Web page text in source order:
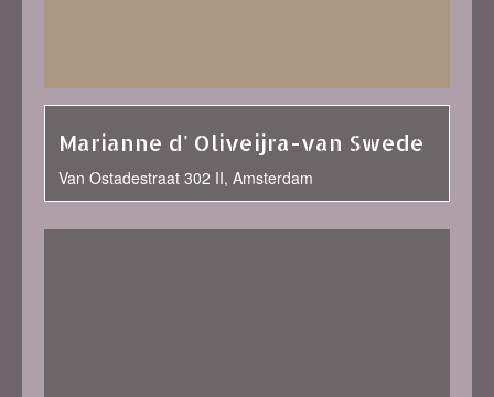
Marianne d' Oliveijra-van Swede
Van Ostadestraat 302 II, Amsterdam